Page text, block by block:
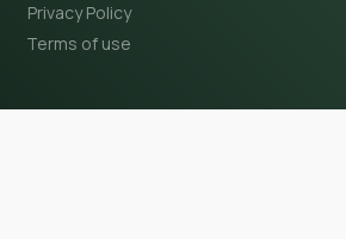
Privacy Policy
Terms of use